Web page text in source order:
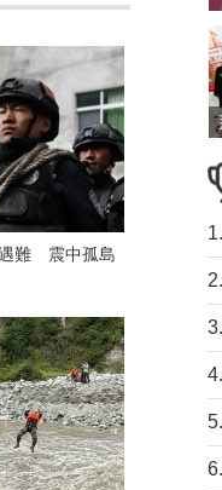
難 震中孤島